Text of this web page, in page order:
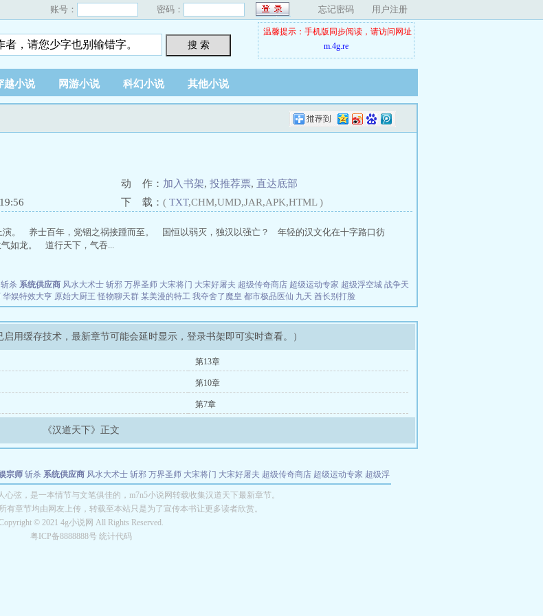
账号： 密码： 忘记密码 用户注册
搜 索
温馨提示：手机版同步阅读，请访问网址
m.4g.re
越小说 网游小说 科幻小说 其他小说
动 作： 加入书架, 投推荐票, 直达底部
下 载： ( TXT,CHM,UMD,JAR,APK,HTML )
演。 养士百年，党锢之祸接踵而至。 国恒以弱灭，独汉以强亡？ 年轻的汉文化在十字路口彷
龙。 道行天下，气吞...
斩杀 系统供应商 风水大术士 斩邪 万界圣师 大宋将门 大宋好屠夫 超级传奇商店 超级运动专家 超级浮空城 战争天
华娱特效大亨 原始大厨王 怪物聊天群 某美漫的特工 我夺舍了魔皇 都市极品医仙 九天 酋长别打脸
启用缓存技术，最新章节可能会延时显示，登录书架即可实时查看。）
第13章
第10章
第7章
《汉道天下》正文
宗师 斩杀 系统供应商 风水大术士 斩邪 万界圣师 大宋将门 大宋好屠夫 超级传奇商店 超级运动专家 超级浮
武神 位面复制大师 华娱特效大亨 原始大厨王 怪物聊天群 某美漫的特工 我夺舍了魔皇
长别打脸
心弦，是一本情节与文笔俱佳的，m7n5小说网转载收集汉道天下最新章节。
有章节均由网友上传，转载至本站只是为了宣传本书让更多读者欣赏。
© 2021 4g小说网 All Rights Reserved.
粤ICP备8888888号 统计代码